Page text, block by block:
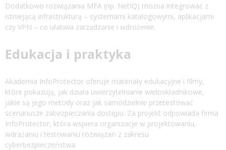
Dodatkowo rozwiązania MFA (np. NetIQ) można integrować z
istniejącą infrastrukturą – systemami katalogowymi, aplikacjami
czy VPN – co ułatwia zarządzanie i wdrożenie.
Edukacja i praktyka
Akademia InfoProtector oferuje materiały edukacyjne i filmy,
które pokazują, jak działa uwierzytelnianie wieloskładnikowe,
jakie są jego metody oraz jak samodzielnie przetestować
scenariusze zabezpieczania dostępu. Za projekt odpowiada firma
InfoProtector, która wspiera organizacje w projektowaniu,
wdrażaniu i testowaniu rozwiązań z zakresu
cyberbezpieczeństwa.